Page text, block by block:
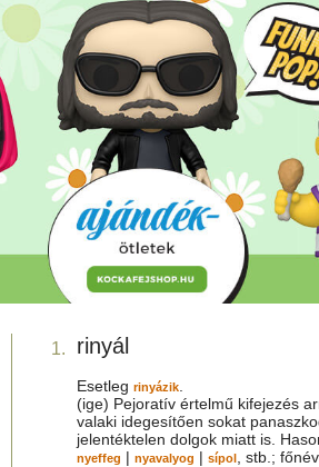
1. rinyál
Esetleg rinyázik
(ige) Pejoratív értelmű kifejezés
valaki idegesítően sokat
jelentéktelen dolgok miatt is.
nyeffeg | nyavalyog | sípol , stb.;